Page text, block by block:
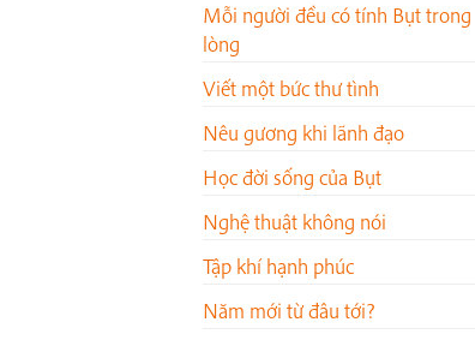
Mỗi người đều có tính Bụt trong
lòng
Viết một bức thư tình
Nêu gương khi lãnh đạo
Học đời sống của Bụt
Nghệ thuật không nói
Tập khí hạnh phúc
Năm mới từ đâu tới?